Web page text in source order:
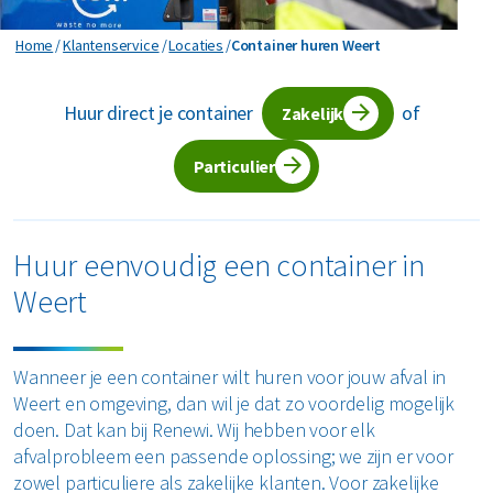
Horeca en recreatie
Industrie
Logistiek
Zakelijke dienstverlening
Interne inzamelmiddelen
Circulaire diensten
Circulair+
Gevaarlijk afval
Groen- en tuinafval
Matrassen
Papier en karton
PMD
Puin
Mineralen
ons
Home Klantenservice Locaties Container huren Weert
Container huren Weert
Huur direct je container Zakelijk of
Particulier
Huur eenvoudig een container in
Weert
Wanneer je een container wilt huren voor jouw afval in
Weert en omgeving, dan wil je dat zo voordelig mogelijk
doen. Dat kan bij Renewi. Wij hebben voor elk
afvalprobleem een passende oplossing; we zijn er voor
zowel particuliere als zakelijke klanten. Voor zakelijke